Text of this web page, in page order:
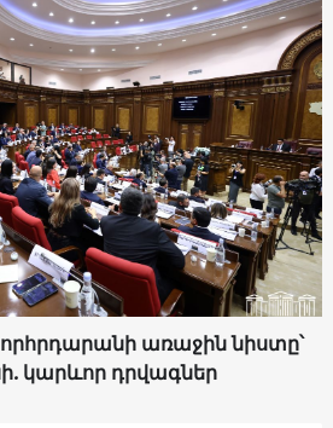
առաջին նիստը՝
կարևոր դրվագներ